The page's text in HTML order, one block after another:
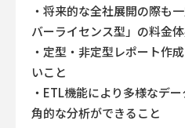
・将来的な全社展開の際も
バーライセンス型」の料金
・定型・非定型レポート作
いこと
・ETL機能により多様なデ
角的な分析ができること